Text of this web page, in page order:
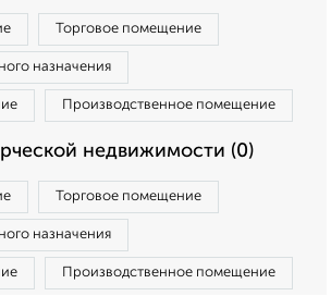
Торговое помещение
назначения
Производственное помещение
недвижимости (0)
Торговое помещение
назначения
Производственное помещение